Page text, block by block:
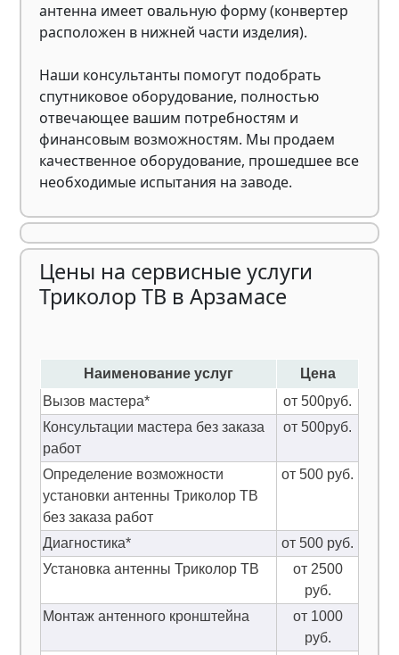
антенна имеет овальную форму (конвертер
расположен в нижней части изделия).
Наши консультанты помогут подобрать
спутниковое оборудование, полностью
отвечающее вашим потребностям и
финансовым возможностям. Мы продаем
качественное оборудование, прошедшее все
необходимые испытания на заводе.
Цены на сервисные услуги
Триколор ТВ в Арзамасе
Наименование услуг
Цена
Вызов мастера*
от 500руб.
Консультации мастера без заказа
работ
от 500руб.
Определение возможности
установки антенны Триколор ТВ
без заказа работ
от 500 руб.
Диагностика*
от 500 руб.
Установка антенны Триколор ТВ
от 2500
руб.
Монтаж антенного кронштейна
от 1000
руб.